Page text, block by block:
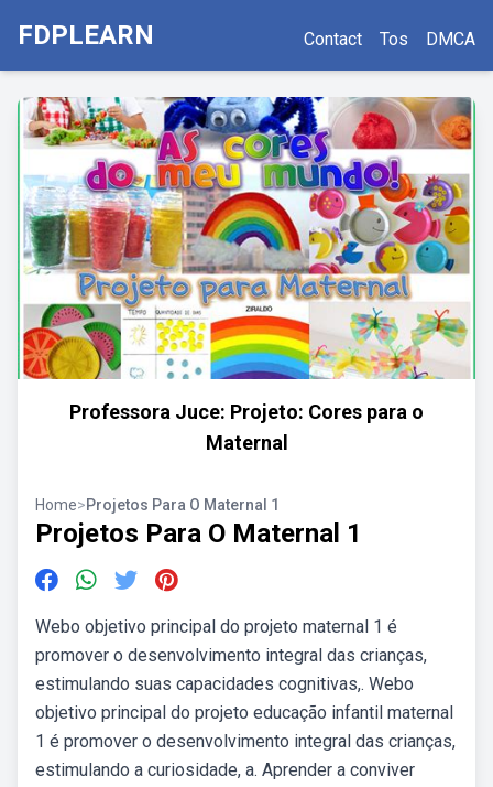
FDPLEARN Contact Tos DMCA
Professora Juce: Projeto: Cores para o
Maternal
Home>Projetos Para O Maternal 1
Projetos Para O Maternal 1
Webo objetivo principal do projeto maternal 1 é
promover o desenvolvimento integral das crianças,
estimulando suas capacidades cognitivas,. Webo
objetivo principal do projeto educação infantil maternal
1 é promover o desenvolvimento integral das crianças,
estimulando a curiosidade, a. Aprender a conviver